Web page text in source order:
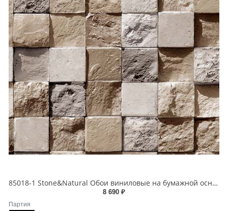
85018-1 Stone&Natural Обои виниловые на бумажной основе 1.06*15.5
8 690 ₽
Партия